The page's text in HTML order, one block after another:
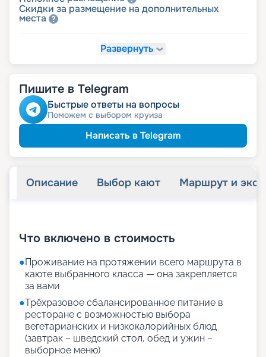
Скидки за размещение на дополнительных
места
₽ / турист
-10% от 87 885 ₽/ турист
Скидкаветеранам
Скидка многодетнымсемьям
Скидка сотрудникам силовыхведомств
пенсионерам
Развернуть
Пишите в Telegram
Быстрые ответы на вопросы
Поможем с выбором круиза
Написать в Telegram
Описание Выбор кают Маршрут и
Что включено в стоимость
●Проживание на протяжении всего маршрута в
каюте выбранного класса — она закрепляется
за вами
●Трёхразовое сбалансированное питание в
ресторане с возможностью выбора
вегетарианских и низкокалорийных блюд
(завтрак – шведский стол, обед и ужин –
выборное меню)